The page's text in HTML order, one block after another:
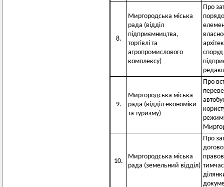
8.
Миргородська міська
рада (відділ
підприємництва,
торгівлі та
агропромислового
комплексу)
Про
9.
Миргородська міська
рада (відділ економіки
та туризму)
Про
10.
Миргородська міська
рада (земельний відділ)
Про